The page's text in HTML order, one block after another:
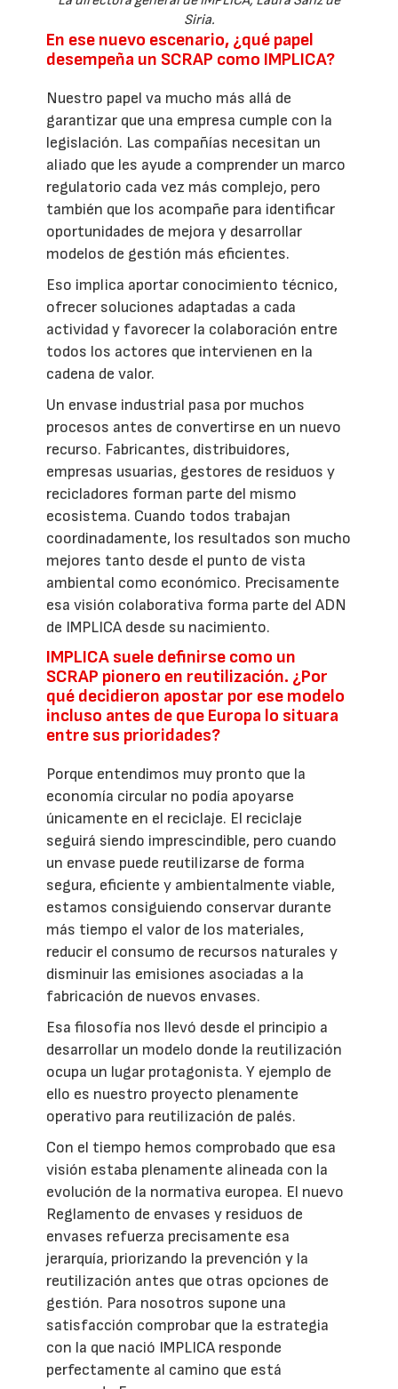
Siria.
En ese nuevo escenario, ¿qué papel
desempeña un SCRAP como IMPLICA?
Nuestro papel va mucho más allá de
garantizar que una empresa cumple con la
legislación. Las compañías necesitan un
aliado que les ayude a comprender un marco
regulatorio cada vez más complejo, pero
también que los acompañe para identificar
oportunidades de mejora y desarrollar
modelos de gestión más eficientes.
Eso implica aportar conocimiento técnico,
ofrecer soluciones adaptadas a cada
actividad y favorecer la colaboración entre
todos los actores que intervienen en la
cadena de valor.
Un envase industrial pasa por muchos
procesos antes de convertirse en un nuevo
recurso. Fabricantes, distribuidores,
empresas usuarias, gestores de residuos y
recicladores forman parte del mismo
ecosistema. Cuando todos trabajan
coordinadamente, los resultados son mucho
mejores tanto desde el punto de vista
ambiental como económico. Precisamente
esa visión colaborativa forma parte del ADN
de IMPLICA desde su nacimiento.
IMPLICA suele definirse como un
SCRAP pionero en reutilización. ¿Por
qué decidieron apostar por ese modelo
incluso antes de que Europa lo situara
entre sus prioridades?
Porque entendimos muy pronto que la
economía circular no podía apoyarse
únicamente en el reciclaje. El reciclaje
seguirá siendo imprescindible, pero cuando
un envase puede reutilizarse de forma
segura, eficiente y ambientalmente viable,
estamos consiguiendo conservar durante
más tiempo el valor de los materiales,
reducir el consumo de recursos naturales y
disminuir las emisiones asociadas a la
fabricación de nuevos envases.
Esa filosofía nos llevó desde el principio a
desarrollar un modelo donde la reutilización
ocupa un lugar protagonista. Y ejemplo de
ello es nuestro proyecto plenamente
operativo para reutilización de palés.
Con el tiempo hemos comprobado que esa
visión estaba plenamente alineada con la
evolución de la normativa europea. El nuevo
Reglamento de envases y residuos de
envases refuerza precisamente esa
jerarquía, priorizando la prevención y la
reutilización antes que otras opciones de
gestión. Para nosotros supone una
satisfacción comprobar que la estrategia
con la que nació IMPLICA responde
perfectamente al camino que está